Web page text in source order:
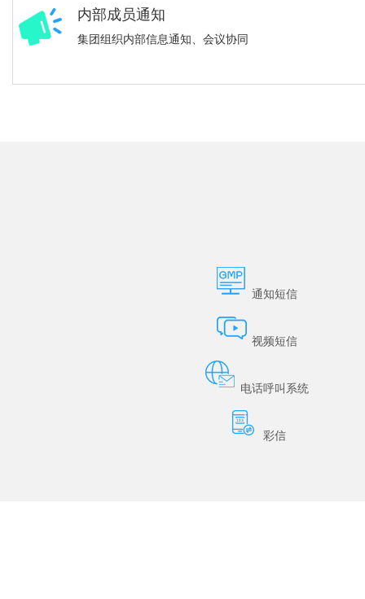
内部成员通知
集团组织内部信息通知、会议协同
通知短信
视频短信
电话呼叫系统
彩信